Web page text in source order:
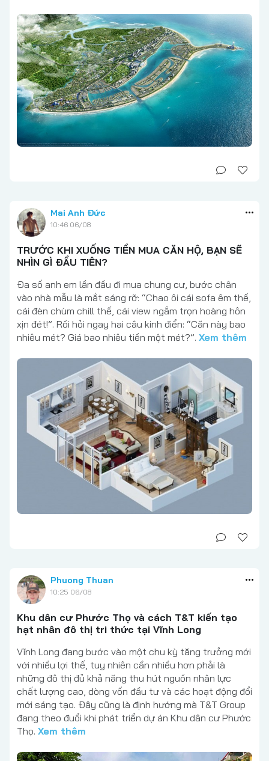
Mai Anh Đức
10:46 06/08
TRƯỚC KHI XUỐNG TIỀN MUA CĂN HỘ, BẠN SẼ
NHÌN GÌ ĐẦU TIÊN?
Đa số anh em lần đầu đi mua chung cư, bước chân
vào nhà mẫu là mắt sáng rỡ: “Chao ôi cái sofa êm thế,
cái đèn chùm chill thế, cái view ngắm trọn hoàng hôn
xịn đét!”. Rồi hỏi ngay hai câu kinh điển: “Căn này bao
nhiêu mét? Giá bao nhiêu tiền một mét?”. Xem thêm
Phuong Thuan
10:25 06/08
Khu dân cư Phước Thọ và cách T&T kiến tạo
hạt nhân đô thị tri thức tại Vĩnh Long
Vĩnh Long đang bước vào một chu kỳ tăng trưởng mới
với nhiều lợi thế, tuy nhiên cần nhiều hơn phải là
những đô thị đủ khả năng thu hút nguồn nhân lực
chất lượng cao, dòng vốn đầu tư và các hoạt động đổi
mới sáng tạo. Đây cũng là định hướng mà T&T Group
đang theo đuổi khi phát triển dự án Khu dân cư Phước
Thọ. Xem thêm